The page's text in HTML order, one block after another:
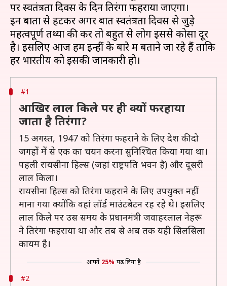
पर स्वतंत्रता दिवस के दिन तिरंगा फहराया जाएगा।
इन बातों से हटकर अगर बात स्वतंत्रता दिवस से जुड़े
महत्वपूर्ण तथ्यों की करें तो बहुत से लोग इससे कोसों दूर
है। इसलिए आज हम इन्हीं के बारे में बताने जा रहे हैं ताकि
#1
आखिर लाल किले पर ही क्यों फरहाया
जाता है तिरंगा?
15 अगस्त, 1947 को तिरंगा फहराने के लिए देश की दो
जगहों में से एक का चयन करना सुनिश्चित किया गया था।
पहली रायसीना हिल्स (जहां राष्ट्रपति भवन है) और दूसरी
लाल किला।
रायसीना हिल्स को तिरंगा फहराने के लिए उपयुक्त नहीं
माना गया क्योंकि वहां लॉर्ड माउंटबेटन रह रहे थे। इसलिए
लाल किले पर उस समय के प्रधानमंत्री जवाहरलाल नेहरू
ने तिरंगा फहराया था और तब से अब तक यही सिलसिला
कायम है।
आपने 25% पढ़ लिया है
#2